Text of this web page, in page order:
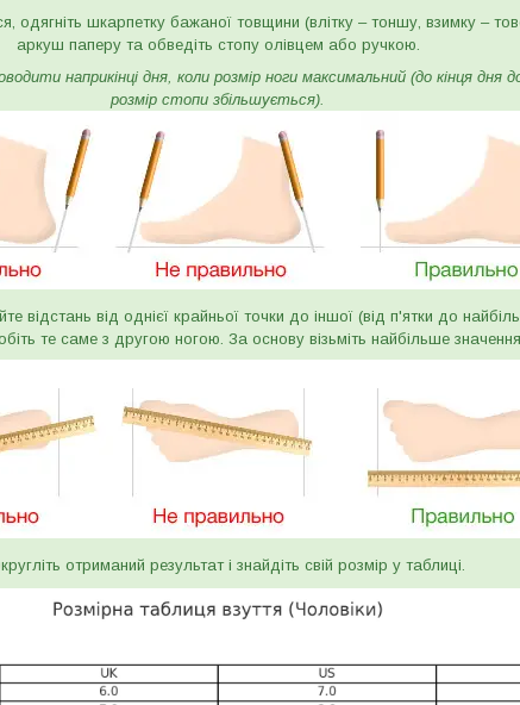
одягніть шкарпетку бажаної товщини (влітку – тоншу, взимку –
аркуш паперу та обведіть стопу олівцем або ручкою.
наприкінці дня, коли розмір ноги максимальний (до кінця дня
розмір стопи збільшується).
відстань від однієї крайньої точки до іншої (від п'ятки до
те саме з другою ногою. За основу візьміть найбільше
отриманий результат і знайдіть свій розмір у таблиці.